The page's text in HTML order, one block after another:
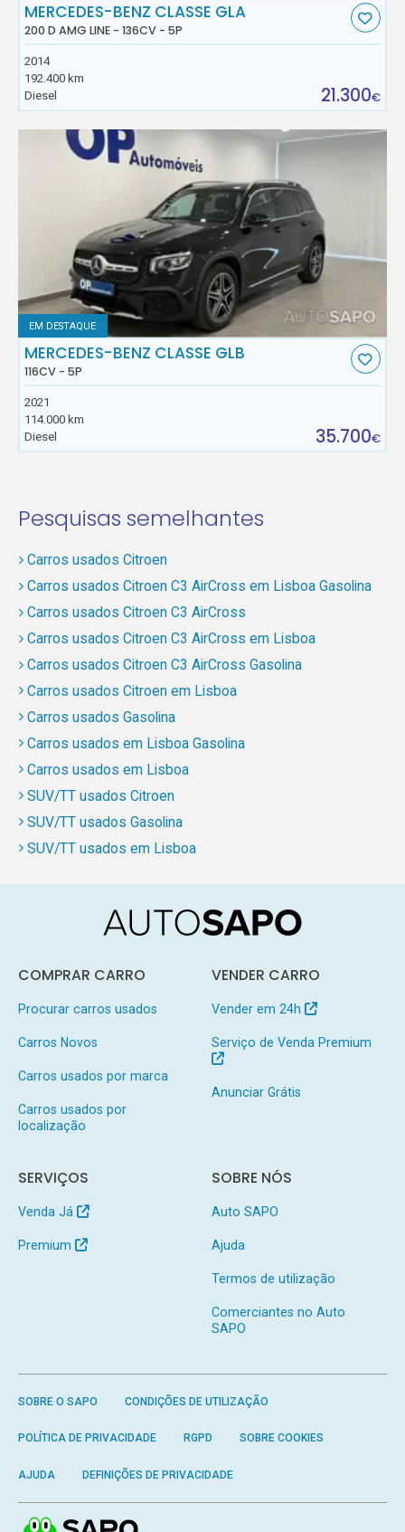
MERCEDES-BENZ CLASSE GLA
200 D AMG LINE - 136CV - 5P
2014
192.400 km
Diesel
21.300€
EM DESTAQUE
MERCEDES-BENZ CLASSE GLB
116CV - 5P
2021
114.000 km
Diesel
35.700€
Pesquisas semelhantes
Carros usados Citroen
Carros usados Citroen C3 AirCross em Lisboa Gasolina
Carros usados Citroen C3 AirCross
Carros usados Citroen C3 AirCross em Lisboa
Carros usados Citroen C3 AirCross Gasolina
Carros usados Citroen em Lisboa
Carros usados Gasolina
Carros usados em Lisboa Gasolina
Carros usados em Lisboa
SUV/TT usados Citroen
SUV/TT usados Gasolina
SUV/TT usados em Lisboa
COMPRAR CARRO
Procurar carros usados
Carros Novos
Carros usados por marca
Carros usados por
localização
VENDER CARRO
Vender em 24h
Serviço de Venda Premium
Anunciar Grátis
SERVIÇOS
Venda Já
Premium
SOBRE NÓS
Auto SAPO
Ajuda
Termos de utilização
Comerciantes no Auto
SAPO
SOBRE O SAPO CONDIÇÕES DE UTILIZAÇÃO
POLÍTICA DE PRIVACIDADE RGPD SOBRE COOKIES
AJUDA DEFINIÇÕES DE PRIVACIDADE